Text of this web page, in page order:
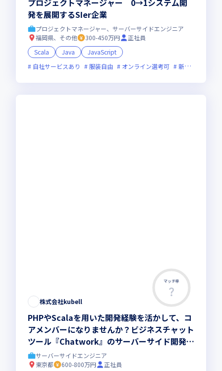
プロジェクトマネージャー 0→1システム開
発を展開するSIer企業
プロジェクトマネージャー、サーバーサイドエンジニア
福岡県、その他
300-450万円
正社員
Scala
Java
JavaScript
自社サービスあり
服装自由 オンライン選考可 新技術に積極的
マッチ率
株式会社kubell
PHPやScalaを用いた開発経験を活かして、コ
アメンバーになりませんか？ビジネスチャット
ツール『Chatwork』のサーバーサイド開発を
お任せ！
サーバーサイドエンジニア
東京都
600-800万円
正社員